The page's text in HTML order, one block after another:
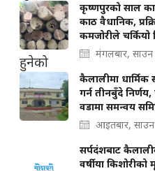
कृष्णपुरको साल
काठ वैधानिक,
कमजोरीले चर्कियो
मंगलबार, साउन
कैलालीमा धार्मिक
गर्न तीनबुँदे
वडामा समन्वय
आइतबार,
सर्पदंशबाट
वर्षीया किशोरीको